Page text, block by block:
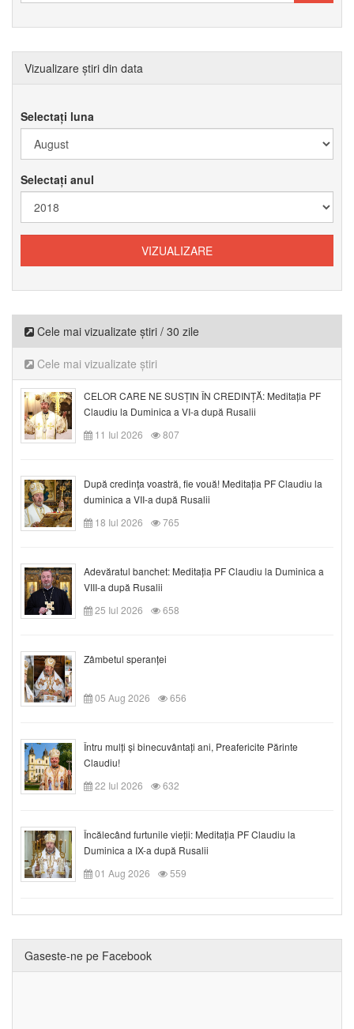
Vizualizare știri din data
Selectați luna
Selectați anul
Cele mai vizualizate știri / 30 zile
Cele mai vizualizate știri
CELOR CARE NE SUSȚIN ÎN CREDINȚĂ: Meditația PF
Claudiu la Duminica a VI-a după Rusalii
11 Iul 2026
807
După credinţa voastră, fie vouă! Meditația PF Claudiu la
duminica a VII-a după Rusalii
18 Iul 2026
765
Adevăratul banchet: Meditația PF Claudiu la Duminica a
VIII-a după Rusalii
25 Iul 2026
658
Zâmbetul speranței
05 Aug 2026 656
Întru mulți și binecuvântați ani, Preafericite Părinte
Claudiu!
22 Iul 2026
632
Încălecând furtunile vieții: Meditația PF Claudiu la
Duminica a IX-a după Rusalii
01 Aug 2026
559
Gaseste-ne pe Facebook